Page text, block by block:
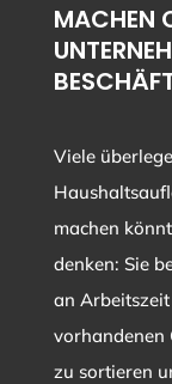
MACHEN
Viele
machen
denken: Sie
an
vorhandenen
zu sortieren